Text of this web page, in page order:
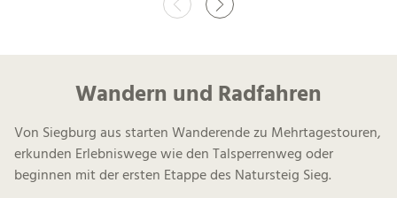
Wandern und Radfahren
Von Siegburg aus starten Wanderende zu Mehrtagestouren,
erkunden Erlebniswege wie den Talsperrenweg oder
beginnen mit der ersten Etappe des Natursteig Sieg.